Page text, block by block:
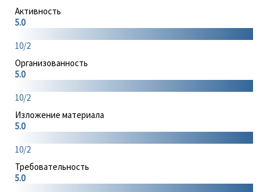
Активность
5.0
10/2
Организованность
5.0
10/2
Изложение материала
5.0
10/2
Требовательность
5.0